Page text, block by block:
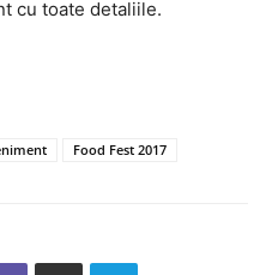
cu toate detaliile.
Food Fest 2017